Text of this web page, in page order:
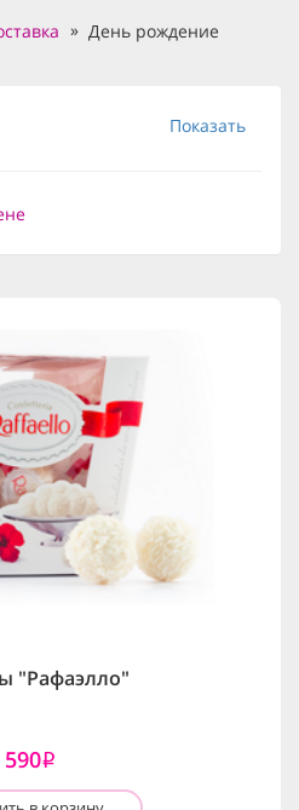
День рождение
Показать
"Рафаэлло"
590i